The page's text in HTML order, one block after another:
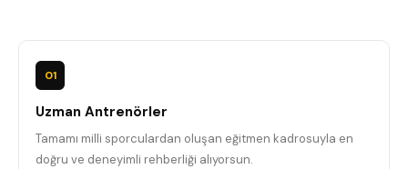
01
Uzman Antrenörler
Tamamı milli sporculardan oluşan eğitmen kadrosuyla en
doğru ve deneyimli rehberliği alıyorsun.